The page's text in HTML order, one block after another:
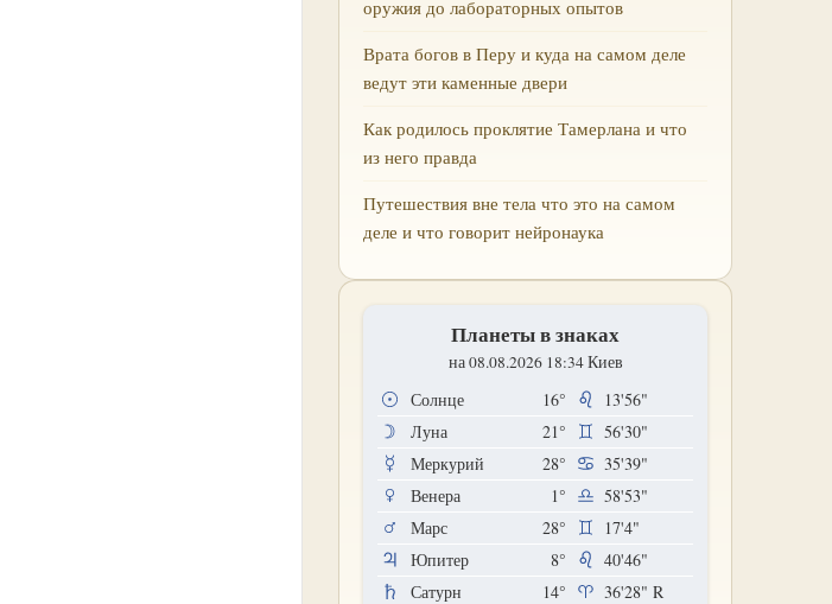
оружия до лабораторных опытов
Врата богов в Перу и куда на самом деле
ведут эти каменные двери
Как родилось проклятие Тамерлана и что
из него правда
Путешествия вне тела что это на самом
деле и что говорит нейронаука
Планеты в знаках
на 08.08.2026 18:34 Киев
Солнце 16°
13'56"
Луна
21°
56'30"
Меркурий
28°
35'39"
Венера
1°
58'53"
Марс
28°
17'4"
Юпитер
8°
40'46"
Сатурн
14° 36'28" R